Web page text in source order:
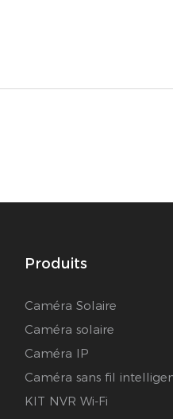
Produits
Caméra Solaire
Caméra solaire
Caméra IP
Caméra sans fil
KIT NVR Wi-Fi